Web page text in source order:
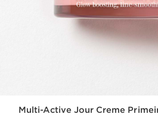
Multi-Active Jour Creme